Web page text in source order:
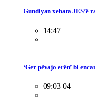
Gundiyan xebata JES’ê
14:47
‘Ger pêvajo erênî bi
09:03 04